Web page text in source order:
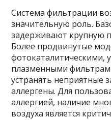
Система фильтрации
значительную роль.
задерживают крупную
Более продвинутые
фотокаталитическими,
плазменными
устранять неприятные
аллергены. Для
аллергией, наличие
воздуха является